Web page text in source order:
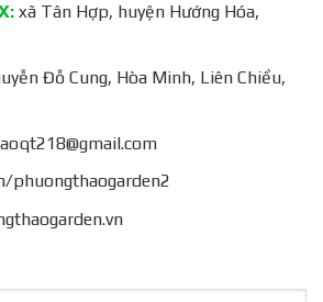
xã Tân Hợp, huyện Hướng Hóa,
Đỗ Cung, Hòa Minh, Liên Chiểu,
phuongthaogarden2